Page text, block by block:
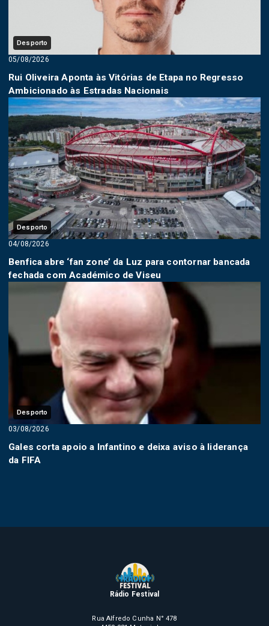
Desporto
05/08/2026
Rui Oliveira Aponta às Vitórias de Etapa no Regresso
Ambicionado às Estradas Nacionais
Desporto
04/08/2026
Benfica abre ‘fan zone’ da Luz para contornar bancada
fechada com Académico de Viseu
Desporto
03/08/2026
Gales corta apoio a Infantino e deixa aviso à liderança
da FIFA
Rádio Festival
Rua Alfredo Cunha N° 478